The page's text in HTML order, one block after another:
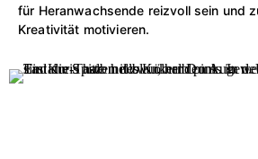
für Heranwachsende reizvoll sein und
Kreativität motivieren.